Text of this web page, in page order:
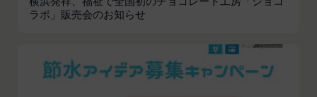
ラボ」販売会のお知らせ
その成果確認
利用上の注意およびその他当社から会員に対す
当社の商品、サービス、ウェブサイト、コンテ
ンツおよび広告の開発、提供、メンテナンスお